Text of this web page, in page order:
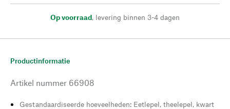
Op voorraad, levering binnen 3-4 dagen
Productinformatie
Artikel nummer 66908
Gestandaardiseerde hoeveelheden: Eetlepel, theelepel, kwart